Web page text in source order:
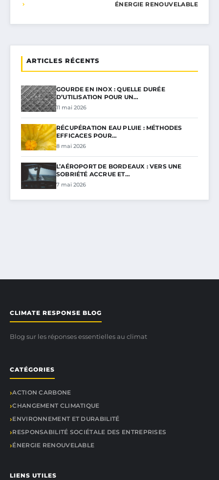
ÉNERGIE RENOUVELABLE
ARTICLES RÉCENTS
GOURDE EN INOX : QUELLE DURÉE
D’UTILISATION POUR UN…
11 mai 2026
RÉCUPÉRATION EAU PLUIE : MÉTHODES
EFFICACES POUR…
8 mai 2026
L’AÉROPORT DE BORDEAUX : VERS UNE
SOBRIÉTÉ ACCRUE ET…
7 mai 2026
CLIMATE RESPONSE BLOG
Blog sur les réponses essentielles au climat
CATÉGORIES
ACTION CARBONE
CHANGEMENT CLIMATIQUE
ENVIRONNEMENT ET DURABILITÉ
RESPONSABILITÉ SOCIÉTALE DES ENTREPRISES
ÉNERGIE RENOUVELABLE
LIENS UTILES